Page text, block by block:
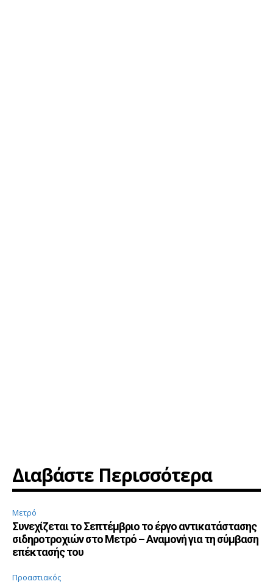
Διαβάστε Περισσότερα
Μετρό
Συνεχίζεται το Σεπτέμβριο το έργο αντικατάστασης
σιδηροτροχιών στο Μετρό – Αναμονή για τη σύμβαση
επέκτασής του
Προαστιακός